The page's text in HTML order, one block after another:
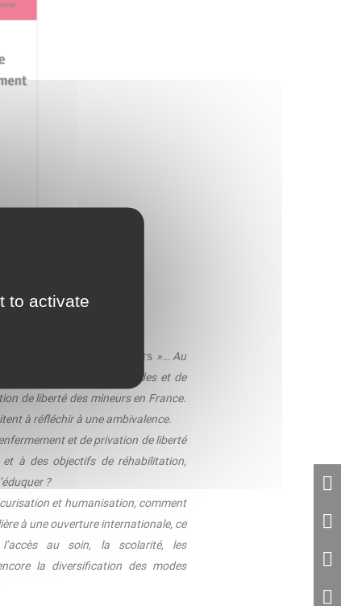
des mineurs »… Au
se faire l’écho d’inquiétudes et de
de liberté des mineurs en France.
à réfléchir à une ambivalence.
et de privation de liberté
à des objectifs de réhabilitation,
?
et humanisation, comment
à une ouverture internationale, ce
l’accès au soin, la scolarité, les
la diversification des modes
to activate